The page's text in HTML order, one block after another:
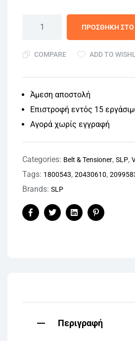
ΠΡΟΣΘΉΚΗ ΣΤΟ
COMPARE ADD TO
Άμεση αποστολή
Επιστροφή εντός 15
Αγορά χωρίς εγγραφή
Categories: Belt & Tensioner, SLP,
Tags: 1800543, 20430610,
Brands: SLP
FacebookTwitterLinkedinPinterest
Περιγραφή